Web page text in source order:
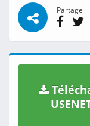
Partage